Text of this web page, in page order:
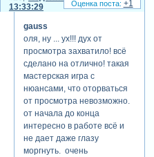
13:33:29
gauss
оля, ну ... ух!!! дух от
просмотра захватило! всё
сделано на отлично! такая
мастерская игра с
нюансами, что оторваться
от просмотра невозможно.
от начала до конца
интересно в работе всё и
не дает даже глазу
моргнуть. очень
+1